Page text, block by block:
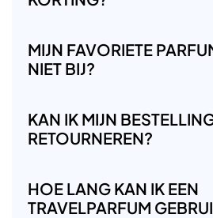
MIJN FAVORIETE
NIET BIJ?
KAN IK MIJN
RETOURNEREN?
HOE LANG KAN IK EEN
TRAVELPARFUM